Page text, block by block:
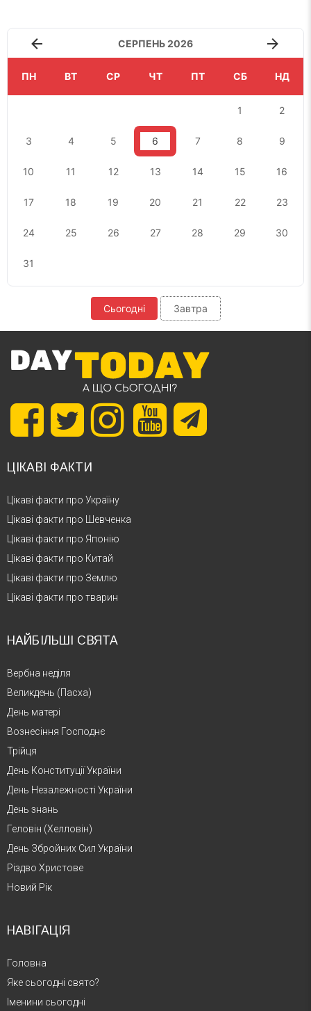
СЕРПЕНЬ 2026
ПН ВТ СР ЧТ ПТ СБ НД
1 2
3 4 5 6 7 8 9
10 11 12 13 14 15 16
17 18 19 20 21 22 23
24 25 26 27 28 29 30
31
Сьогодні Завтра
ЦІКАВІ ФАКТИ
Цікаві факти про Україну
Цікаві факти про Шевченка
Цікаві факти про Японію
Цікаві факти про Китай
Цікаві факти про Землю
Цікаві факти про тварин
НАЙБІЛЬШІ СВЯТА
Вербна неділя
Великдень (Пасха)
День матері
Вознесіння Господнє
Трійця
День Конституції України
День Незалежності України
День знань
Геловін (Хелловін)
День Збройних Сил України
Різдво Христове
Новий Рік
НАВІГАЦІЯ
Головна
Яке сьогодні свято?
Іменини сьогодні